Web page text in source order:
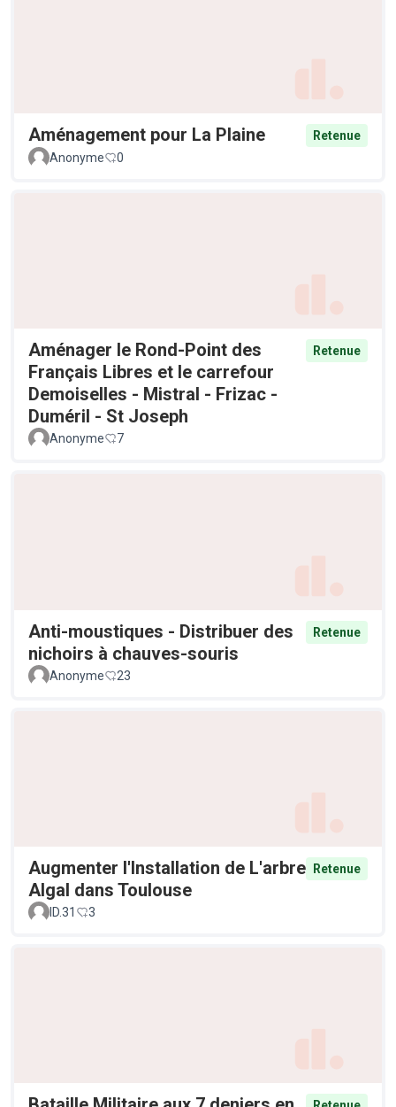
Aménagement pour La Plaine
Retenue
Anonyme
0
Aménager le Rond-Point des
Français Libres et le carrefour
Demoiselles - Mistral - Frizac -
Duméril - St Joseph
Retenue
Anonyme 7
Anti-moustiques - Distribuer des
nichoirs à chauves-souris
Retenue
Anonyme 23
Augmenter l'Installation de L'arbre
Algal dans Toulouse
Retenue
ID.31 3